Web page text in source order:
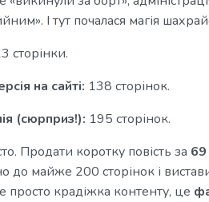
І тут почалася магія
сторінки.
на сайті: 138 сторінок.
(сюрприз!): 195 сторінок.
Продати коротку повість за 69
до майже 200 сторінок і
просто крадіжка контенту, це